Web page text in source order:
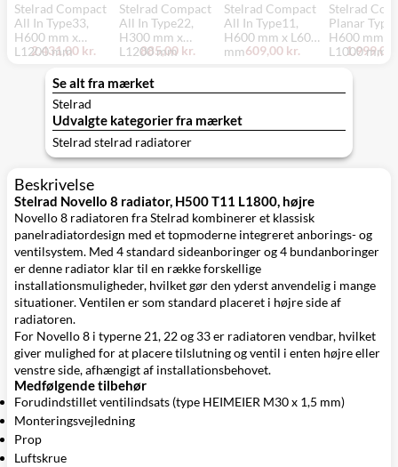
Stelrad Compact
All In Type33,
H600 mm x
L1200 mm
2.431,00 kr.
Stelrad Compact
All In Type22,
H300 mm x
L1200 mm
885,00 kr.
Stelrad Compact
All In Type11,
H600 mm x L600
mm609,00 kr.
Stelrad
Planar
H600 mm x
L1000 mm
1.999,00
Se alt fra mærket
Stelrad
Udvalgte kategorier fra mærket
Stelrad stelrad radiatorer
Beskrivelse
Stelrad Novello 8 radiator, H500 T11 L1800, højre
Novello 8 radiatoren fra Stelrad kombinerer et klassisk
panelradiatordesign med et topmoderne integreret anborings- og
ventilsystem. Med 4 standard sideanboringer og 4 bundanboringer
er denne radiator klar til en række forskellige
installationsmuligheder, hvilket gør den yderst anvendelig i mange
situationer. Ventilen er som standard placeret i højre side af
radiatoren.
For Novello 8 i typerne 21, 22 og 33 er radiatoren vendbar, hvilket
giver mulighed for at placere tilslutning og ventil i enten højre eller
venstre side, afhængigt af installationsbehovet.
Medfølgende tilbehør
Forudindstillet ventilindsats (type HEIMEIER M30 x 1,5 mm)
Monteringsvejledning
Prop
Luftskrue